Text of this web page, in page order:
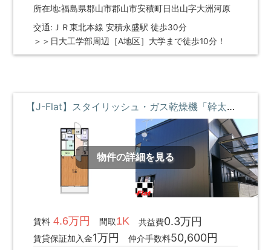
所在地:福島県郡山市郡山市安積町日出山字大洲河原
交通:ＪＲ東北本線 安積永盛駅 徒歩30分
＞＞日大工学部周辺［A地区］大学まで徒歩10分！
【J-Flat】スタイリッシュ・ガス乾燥機「幹太くん」付・高速ギガWi-Fi ①階 **即入居募集中**
物件の詳細を見る
賃料4.6万円 間取1K 共益費0.3万円
賃貸保証加入金1万円 仲介手数料50,600円